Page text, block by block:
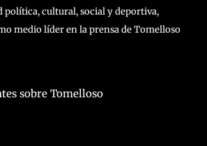
política, cultural, social y deportiva,
medio líder en la prensa de Tomelloso
sobre Tomelloso